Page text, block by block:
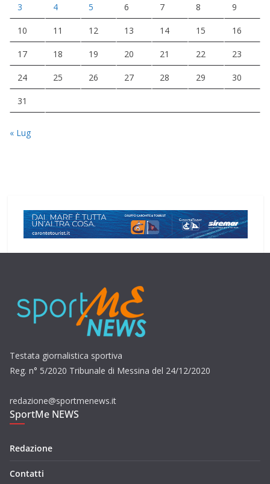
3 4 5 6 7 8 9
10 11 12 13 14 15 16
17 18 19 20 21 22 23
24 25 26 27 28 29 30
31
« Lug
Testata giornalistica sportiva
Reg. n° 5/2020 Tribunale di Messina del 24/12/2020
redazione@sportmenews.it
SportMe NEWS
Redazione
Contatti